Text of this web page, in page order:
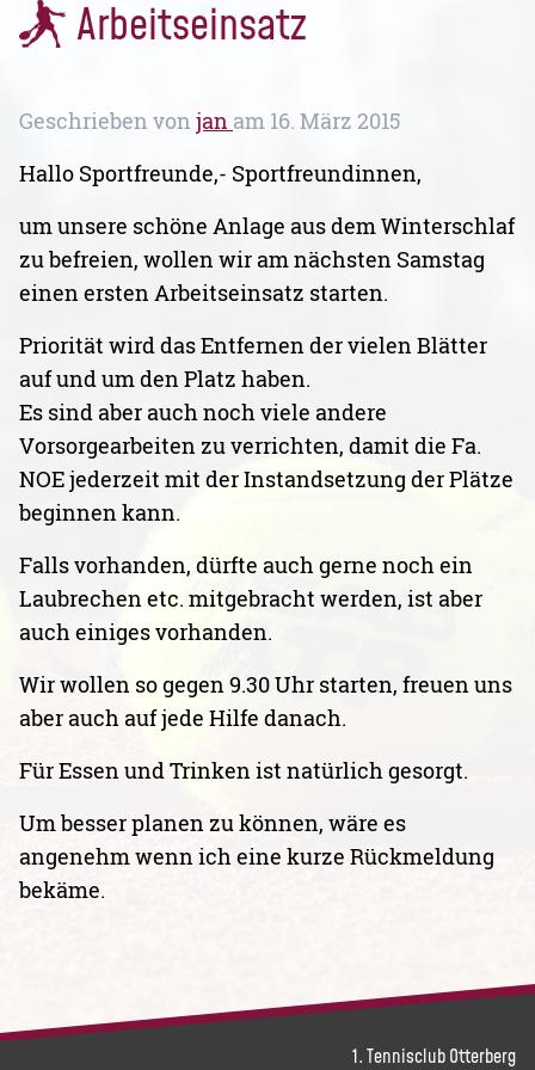
Arbeitseinsatz
Geschrieben von jan am 16. März 2015
Hallo Sportfreunde,- Sportfreundinnen,
um unsere schöne Anlage aus dem Winterschlaf
zu befreien, wollen wir am nächsten Samstag
einen ersten Arbeitseinsatz starten.
Priorität wird das Entfernen der vielen Blätter
auf und um den Platz haben.
Es sind aber auch noch viele andere
Vorsorgearbeiten zu verrichten, damit die Fa.
NOE jederzeit mit der Instandsetzung der Plätze
beginnen kann.
Falls vorhanden, dürfte auch gerne noch ein
Laubrechen etc. mitgebracht werden, ist aber
auch einiges vorhanden.
Wir wollen so gegen 9.30 Uhr starten, freuen uns
aber auch auf jede Hilfe danach.
Für Essen und Trinken ist natürlich gesorgt.
Um besser planen zu können, wäre es
angenehm wenn ich eine kurze Rückmeldung
bekäme.
1. Tennisclub Otterberg